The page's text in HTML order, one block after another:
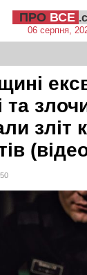
ПРО ВСЕ
06 серпня,
та
зліт